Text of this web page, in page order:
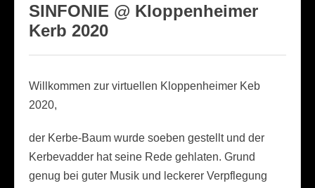
SINFONIE @ Kloppenheimer
Kerb 2020
Willkommen zur virtuellen Kloppenheimer Keb
2020,
der Kerbe-Baum wurde soeben gestellt und der
Kerbevadder hat seine Rede gehlaten. Grund
genug bei guter Musik und leckerer Verpflegung